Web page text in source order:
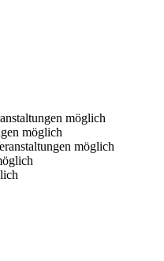
möglich
möglich
möglich